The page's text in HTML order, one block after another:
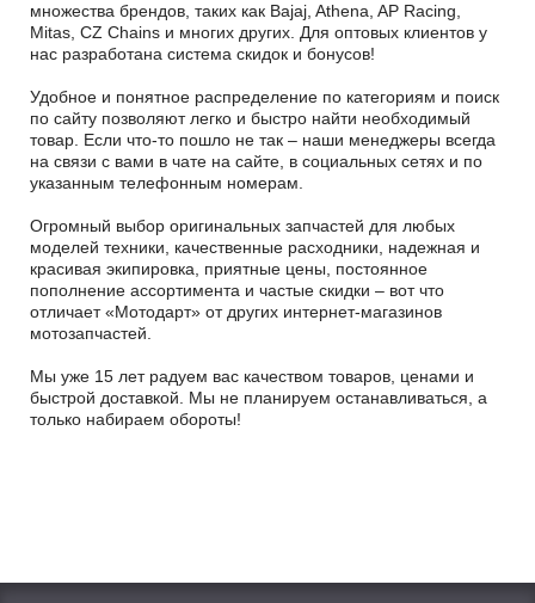
множества брендов, таких как Bajaj, Athena, AP Racing,
Mitas, CZ Chains и многих других. Для оптовых клиентов у
нас разработана система скидок и бонусов!
Удобное и понятное распределение по категориям и поиск
по сайту позволяют легко и быстро найти необходимый
товар. Если что-то пошло не так – наши менеджеры всегда
на связи с вами в чате на сайте, в социальных сетях и по
указанным телефонным номерам.
Огромный выбор оригинальных запчастей для любых
моделей техники, качественные расходники, надежная и
красивая экипировка, приятные цены, постоянное
пополнение ассортимента и частые скидки – вот что
отличает «Мотодарт» от других интернет-магазинов
мотозапчастей.
Мы уже 15 лет радуем вас качеством товаров, ценами и
быстрой доставкой. Мы не планируем останавливаться, а
только набираем обороты!